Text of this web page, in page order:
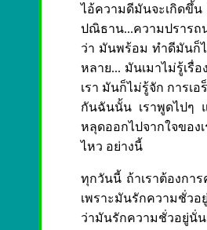
ไอ้ความดีมันจะเกิดขึ้น
ปณิธาน...ความปรารถ
ว่า มันพร้อม ทำดีมันก็
หลาย... มันเมาไม่รู้เรื่
เรา มันก็ไม่รู้จัก การเ
กันฉันนั้น เราพูดไปๆ
หลุดออกไปจากใจของ
ไหว อย่างนี้
ทุกวันนี้ ถ้าเราต้องกา
เพราะมันรักความชั่ว
ว่ามันรักความชั่วอยู่นั่